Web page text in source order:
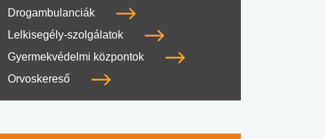
Drogambulanciák
Lelkisegély-szolgálatok
Gyermekvédelmi központok
Orvoskereső